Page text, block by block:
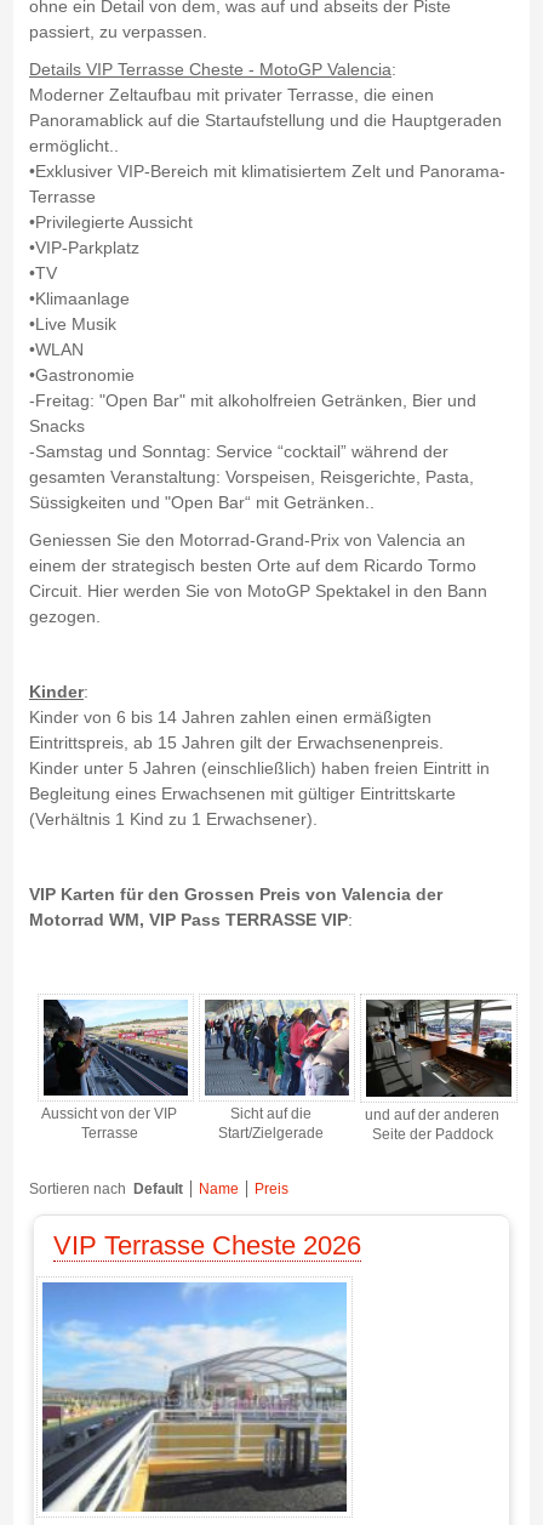
ohne ein Detail von dem, was auf und abseits der Piste
passiert, zu verpassen.
Details VIP Terrasse Cheste - MotoGP Valencia:
Moderner Zeltaufbau mit privater Terrasse, die einen
Panoramablick auf die Startaufstellung und die Hauptgeraden
ermöglicht..
•Exklusiver VIP-Bereich mit klimatisiertem Zelt und Panorama-
Terrasse
•Privilegierte Aussicht
•VIP-Parkplatz
•TV
•Klimaanlage
•Live Musik
•WLAN
•Gastronomie
-Freitag: "Open Bar" mit alkoholfreien Getränken, Bier und
Snacks
-Samstag und Sonntag: Service “cocktail” während der
gesamten Veranstaltung: Vorspeisen, Reisgerichte, Pasta,
Süssigkeiten und "Open Bar“ mit Getränken..
Geniessen Sie den Motorrad-Grand-Prix von Valencia an
einem der strategisch besten Orte auf dem Ricardo Tormo
Circuit. Hier werden Sie von MotoGP Spektakel in den Bann
gezogen.
Kinder:
Kinder von 6 bis 14 Jahren zahlen einen ermäßigten
Eintrittspreis, ab 15 Jahren gilt der Erwachsenenpreis.
Kinder unter 5 Jahren (einschließlich) haben freien Eintritt in
Begleitung eines Erwachsenen mit gültiger Eintrittskarte
(Verhältnis 1 Kind zu 1 Erwachsener).
VIP Karten für den Grossen Preis von Valencia der
Motorrad WM, VIP Pass TERRASSE VIP:
Aussicht von der VIP
Terrasse
Sicht auf die
Start/Zielgerade
und auf der anderen
Seite der Paddock
Sortieren nach Default Name Preis
VIP Terrasse Cheste 2026